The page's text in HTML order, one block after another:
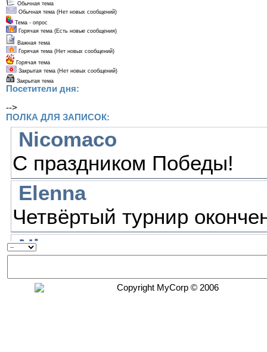
Обычная тема
Обычная тема (Нет новых сообщений)
Тема - опрос
Горячая тема (Есть новые сообщения)
Важная тема
Горячая тема (Нет новых сообщений)
Горячая тема
Закрытая тема (Нет новых сообщений)
Закрытая тема
Посетители дня:
-->
ПОЛКА ДЛЯ ЗАПИСОК:
Copyright MyCorp © 2006